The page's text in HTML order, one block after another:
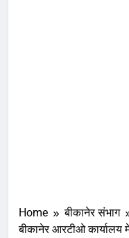
Home
बीकानेर संभाग
बीकानेर आरटीओ